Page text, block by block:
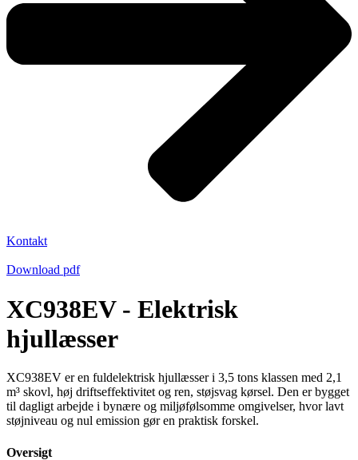
Kontakt
Download pdf
XC938EV - Elektrisk
hjullæsser
XC938EV er en fuldelektrisk hjullæsser i 3,5 tons klassen med 2,1
m³ skovl, høj driftseffektivitet og ren, støjsvag kørsel. Den er bygget
til dagligt arbejde i bynære og miljøfølsomme omgivelser, hvor lavt
støjniveau og nul emission gør en praktisk forskel.
Oversigt